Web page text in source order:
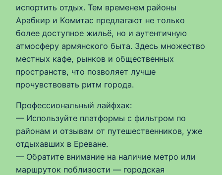
испортить отдых. Тем временем районы
Арабкир и Комитас предлагают не только
более доступное жильё, но и аутентичную
атмосферу армянского быта. Здесь множество
местных кафе, рынков и общественных
пространств, что позволяет лучше
прочувствовать ритм города.
Профессиональный лайфхак:
— Используйте платформы с фильтром по
районам и отзывам от путешественников, уже
отдыхавших в Ереване.
— Обратите внимание на наличие метро или
маршруток поблизости — городская